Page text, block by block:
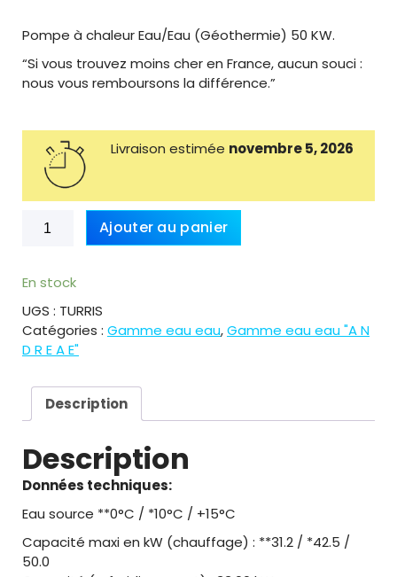
g
p
e
w
a
1
2
6
.
€
r
r
i
s
:
2
€
Pompe à chaleur Eau/Eau (Géothermie) 50 KW.
“Si vous trouvez moins cher en France, aucun souci :
nous vous remboursons la différence.”
Livraison estimée novembre 5, 2026
quantité
P.A.C
Eau
réversible
Modèle
7502€ttc
Ajouter au panier
En stock
UGS : TURRIS
Catégories : Gamme eau eau,Gamme eau eau "A N
D R E A E"
Description
Description
Données techniques:
Eau source **0°C / *10°C / +15°C
Capacité maxi en kW (chauffage) : **31.2 / *42.5 /
50.0